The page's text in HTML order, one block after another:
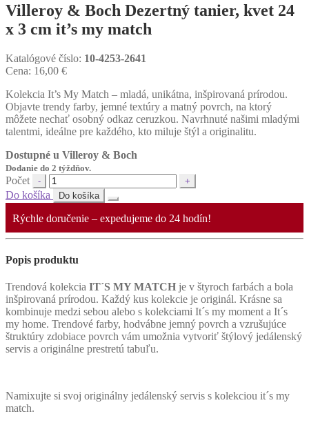
Villeroy & Boch Dezertný tanier, kvet 24
x 3 cm it’s my match
Katalógové číslo: 10-4253-2641
Cena: 16,00 €
Kolekcia It’s My Match – mladá, unikátna, inšpirovaná prírodou.
Objavte trendy farby, jemné textúry a matný povrch, na ktorý
môžete nechať osobný odkaz ceruzkou. Navrhnuté našimi mladými
talentmi, ideálne pre každého, kto miluje štýl a originalitu.
Dostupné u Villeroy & Boch
Dodanie do 2 týždňov.
Počet
Do košíka
Do košíka
Rýchle doručenie – expedujeme do 24 hodín!
Popis produktu
Trendová kolekcia IT´S MY MATCH je v štyroch farbách a bola
inšpirovaná prírodou. Každý kus kolekcie je originál. Krásne sa
kombinuje medzi sebou alebo s kolekciami It´s my moment a It´s
my home. Trendové farby, hodvábne jemný povrch a vzrušujúce
štruktúry zdobiace povrch vám umožnia vytvoriť štýlový jedálenský
servis a originálne prestretú tabuľu.
Namixujte si svoj originálny jedálenský servis s kolekciou it´s my
match.